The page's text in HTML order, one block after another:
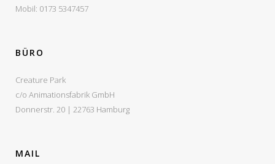
Mobil: 0173 5347457
BÜRO
Creature Park
c/o Animationsfabrik GmbH
Donnerstr. 20 | 22763 Hamburg
MAIL